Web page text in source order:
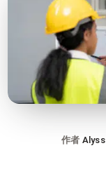
作者